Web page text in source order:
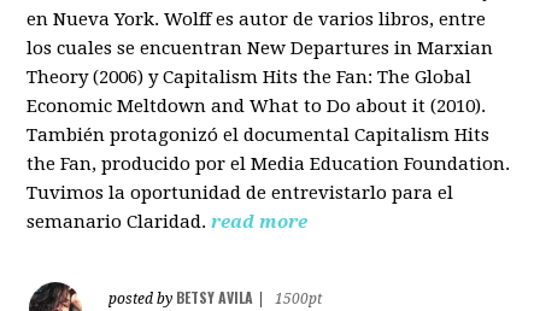
en Nueva York. Wolff es autor de varios libros, entre
los cuales se encuentran New Departures in Marxian
Theory (2006) y Capitalism Hits the Fan: The Global
Economic Meltdown and What to Do about it (2010).
También protagonizó el documental Capitalism Hits
the Fan, producido por el Media Education Foundation.
Tuvimos la oportunidad de entrevistarlo para el
semanario Claridad. read more
posted by BETSY AVILA
1500pt